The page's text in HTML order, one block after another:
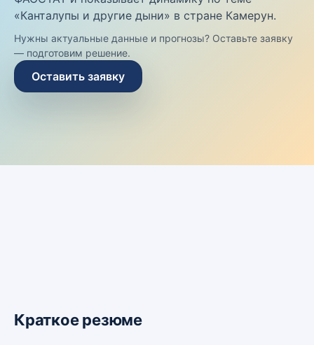
«Канталупы и другие дыни» в стране Камерун.
Нужны актуальные данные и прогнозы? Оставьте заявку
— подготовим решение.
Оставить заявку
Краткое резюме